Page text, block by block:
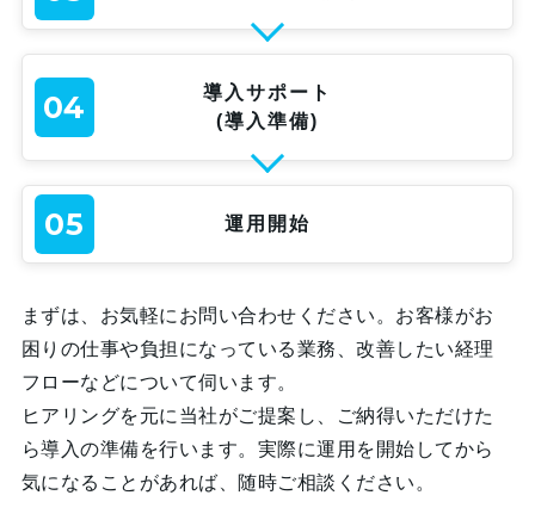
04
導入サポート
(導入準備)
05 運用開始
まずは、お気軽にお問い合わせください。お客様がお
困りの仕事や負担になっている業務、改善したい経理
フローなどについて伺います。
ヒアリングを元に当社がご提案し、ご納得いただけた
ら導入の準備を行います。実際に運用を開始してから
気になることがあれば、随時ご相談ください。